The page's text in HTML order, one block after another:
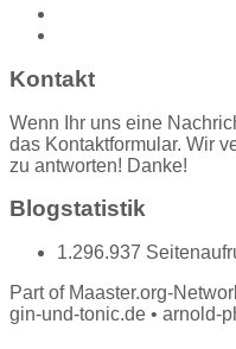
Kontakt
Wenn Ihr uns eine
das Kontaktformular. Wir
zu antworten! Danke!
Blogstatistik
1.296.937
Part of Maaster.org-
gin-und-tonic.de • arnold-